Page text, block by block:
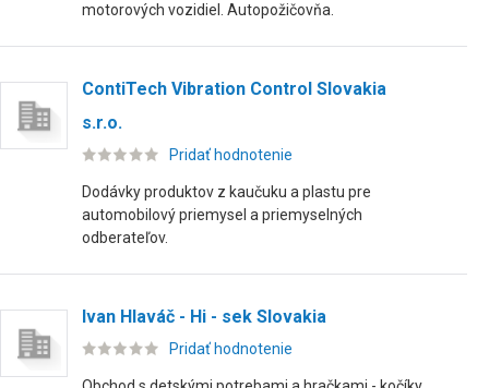
motorových vozidiel. Autopožičovňa.
ContiTech Vibration Control Slovakia
s.r.o.
Pridať hodnotenie
Dodávky produktov z kaučuku a plastu pre
automobilový priemysel a priemyselných
odberateľov.
Ivan Hlaváč - Hi - sek Slovakia
Pridať hodnotenie